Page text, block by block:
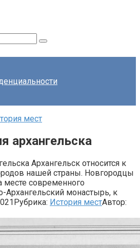
мест
архангельска
Архангельск относится к
нашей страны. Новгородцы
месте современного
Архангельский монастырь, к
Рубрика: История местАвтор: